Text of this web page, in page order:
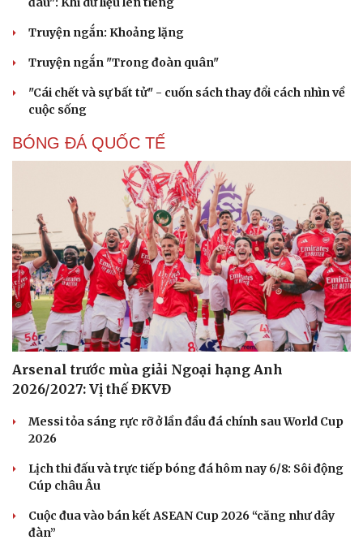
Du lịch
Tư vấn
Săn Tour
Câu chuyện thời sự
Kể chuyện cho bé
Truyện ngắn: Khoảng lặng
Truyện ngắn "Trong đoàn quân"
"Cái chết và sự bất tử" - cuốn sách thay đổi cách nhìn về
cuộc sống
BÓNG ĐÁ QUỐC TẾ
Arsenal trước mùa giải Ngoại hạng Anh
2026/2027: Vị thế ĐKVĐ
Messi tỏa sáng rực rỡ ở lần đầu đá chính sau World Cup
2026
Lịch thi đấu và trực tiếp bóng đá hôm nay 6/8: Sôi động
Cúp châu Âu
Cuộc đua vào bán kết ASEAN Cup 2026 “căng như dây
đàn”